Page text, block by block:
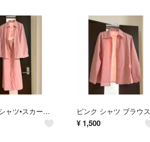
ピンク シャツ•スカートセットアップ ピンク シャツ ブラウス
¥ 1,500